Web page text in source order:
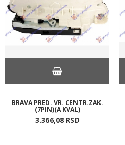
BRAVA PRED. VR. CENTR.ZAK.
(7PIN)(A KVAL)
3.366,08 RSD